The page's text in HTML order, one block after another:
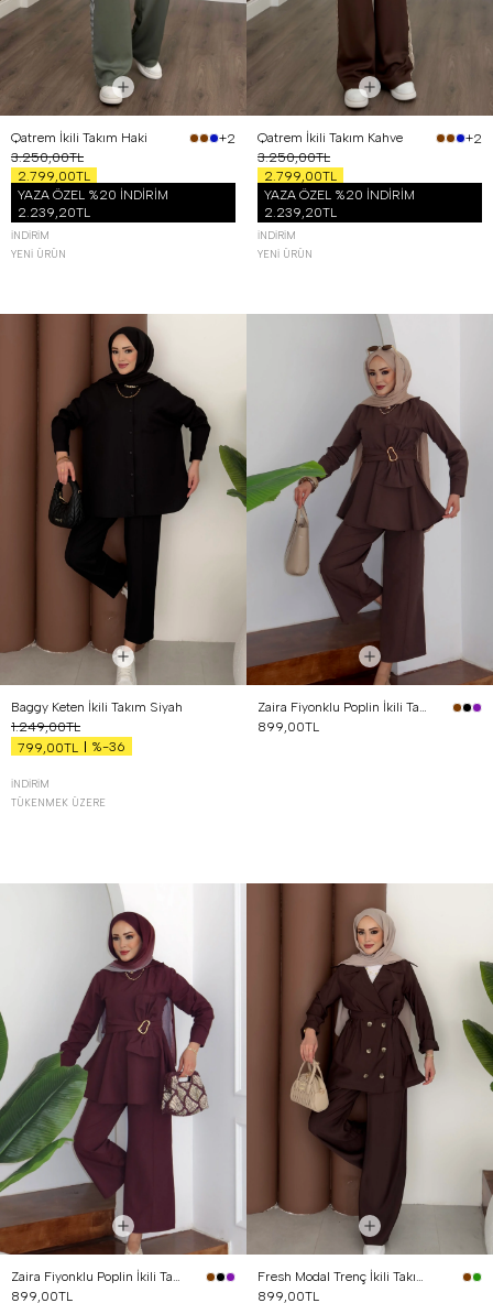
Qatrem İkili Takım Haki
+2
3.250,00TL
2.799,00TL
YAZA ÖZEL %20 İNDİRİM
2.239,20TL
İNDIRIM
YENI ÜRÜN
Qatrem İkili Takım Kahve
+2
3.250,00TL
2.799,00TL
YAZA ÖZEL %20 İNDİRİM
2.239,20TL
İNDIRIM
YENI ÜRÜN
Baggy Keten İkili Takım Siyah
1.249,00TL
799,00TL
%-36
İNDIRIM
TÜKENMEK ÜZERE
Zaira Fiyonklu Poplin İkili Takım Kahverengi
899,00TL
Zaira Fiyonklu Poplin İkili Takım Mürdüm
899,00TL
Fresh Modal Trenç İkili Takım Kahverengi
899,00TL